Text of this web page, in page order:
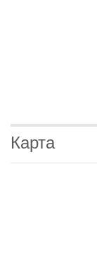
Карта